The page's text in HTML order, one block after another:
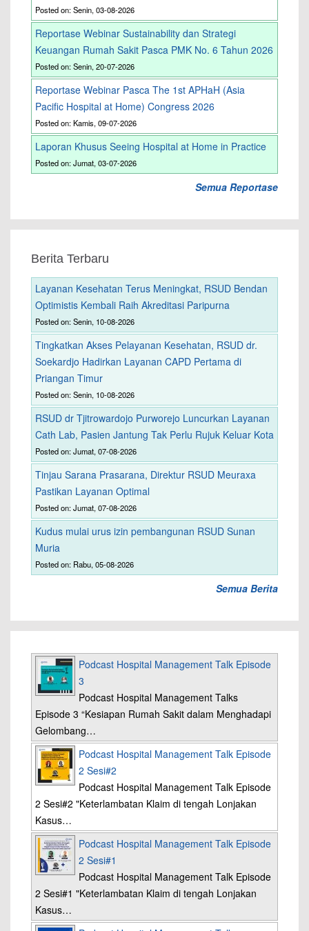
Posted on: Senin, 03-08-2026
Reportase Webinar Sustainability dan Strategi
Keuangan Rumah Sakit Pasca PMK No. 6 Tahun 2026
Posted on: Senin, 20-07-2026
Reportase Webinar Pasca The 1st APHaH (Asia
Pacific Hospital at Home) Congress 2026
Posted on: Kamis, 09-07-2026
Laporan Khusus Seeing Hospital at Home in Practice
Posted on: Jumat, 03-07-2026
Semua Reportase
Berita Terbaru
Layanan Kesehatan Terus Meningkat, RSUD Bendan
Optimistis Kembali Raih Akreditasi Paripurna
Posted on: Senin, 10-08-2026
Tingkatkan Akses Pelayanan Kesehatan, RSUD dr.
Soekardjo Hadirkan Layanan CAPD Pertama di
Priangan Timur
Posted on: Senin, 10-08-2026
RSUD dr Tjitrowardojo Purworejo Luncurkan Layanan
Cath Lab, Pasien Jantung Tak Perlu Rujuk Keluar Kota
Posted on: Jumat, 07-08-2026
Tinjau Sarana Prasarana, Direktur RSUD Meuraxa
Pastikan Layanan Optimal
Posted on: Jumat, 07-08-2026
Kudus mulai urus izin pembangunan RSUD Sunan
Muria
Posted on: Rabu, 05-08-2026
Semua Berita
Podcast Hospital Management Talk Episode
3
Podcast Hospital Management Talks
Episode 3 “Kesiapan Rumah Sakit dalam Menghadapi
Gelombang…
Podcast Hospital Management Talk Episode
2 Sesi#2
Podcast Hospital Management Talk Episode
2 Sesi#2 "Keterlambatan Klaim di tengah Lonjakan
Kasus…
Podcast Hospital Management Talk Episode
2 Sesi#1
Podcast Hospital Management Talk Episode
2 Sesi#1 "Keterlambatan Klaim di tengah Lonjakan
Kasus…